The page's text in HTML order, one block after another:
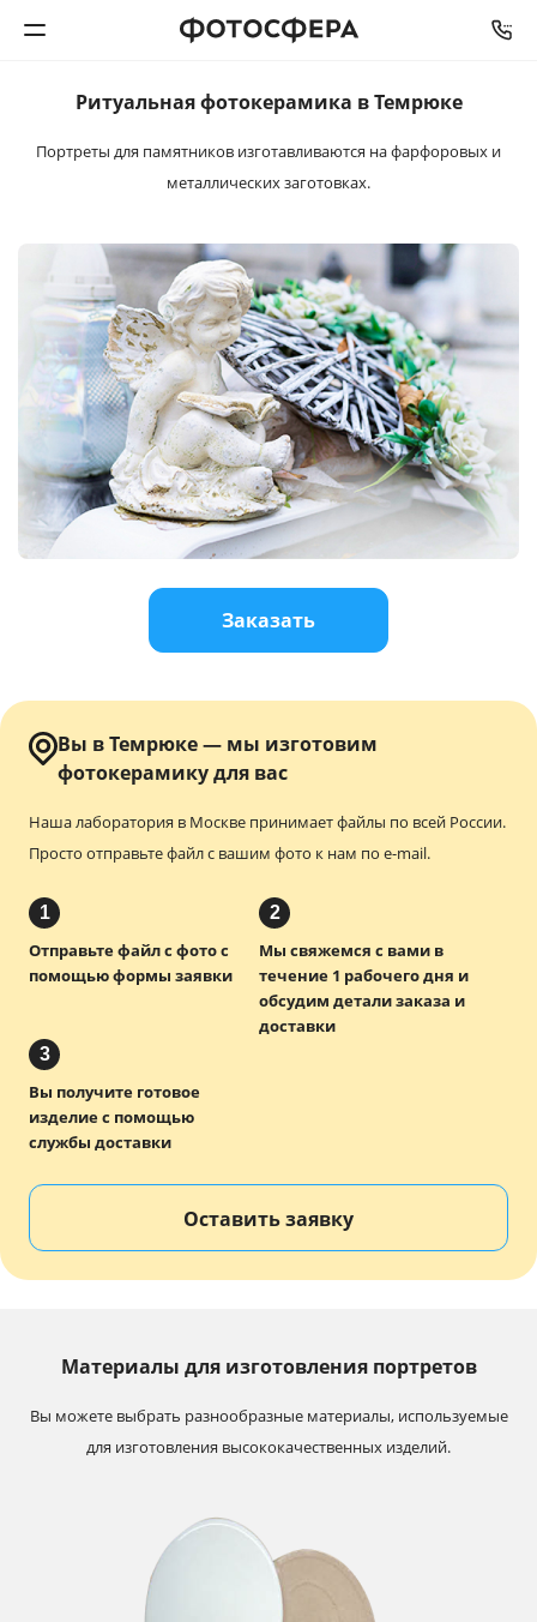
Печать фото
Календари
Интерьерная печать
Фотоподарки
Багетная мастерская
Полиграфия
Услуги и сервис
Ритуальнаяфотокерамика в Темрюке
Портреты для памятников изготавливаются на фарфоровых и
металлических заготовках.
Заказать
Вы в Темрюке — мы изготовим
фотокерамику для вас
Наша лаборатория в Москве принимает файлы по всей России.
Просто отправьте файл с вашим фото к нам по e-mail.
1
Отправьте файл с фото с
помощью формы заявки
2
Мы свяжемся с вами в
течение 1 рабочего дня и
обсудим детали заказа и
доставки
3
Вы получите готовое
изделие с помощью
службы доставки
Оставить заявку
Материалы для изготовления портретов
Вы можете выбрать разнообразные материалы, используемые
для изготовления высококачественных изделий.